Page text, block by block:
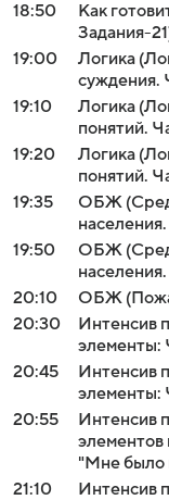
18:50
Как
Задания-
19:00
Логика
суждения.
19:10
Логика
понятий.
19:20
Логика
понятий.
19:35
ОБЖ
19:50
ОБЖ
20:10
ОБЖ
20:30
Интенсив
элементы:
20:45
Интенсив
элементы:
20:55
Интенсив
элементов
"Мне было
21:10
Интенсив